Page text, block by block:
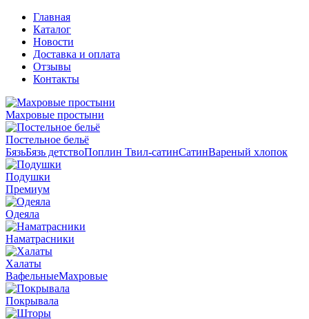
Главная
Каталог
Новости
Доставка и оплата
Отзывы
Контакты
Махровые простыни
Постельное бельё
БязьБязь детствоПоплин Твил-сатинСатинВареный хлопок
Подушки
Премиум
Одеяла
Наматрасники
Халаты
ВафельныеМахровые
Покрывала